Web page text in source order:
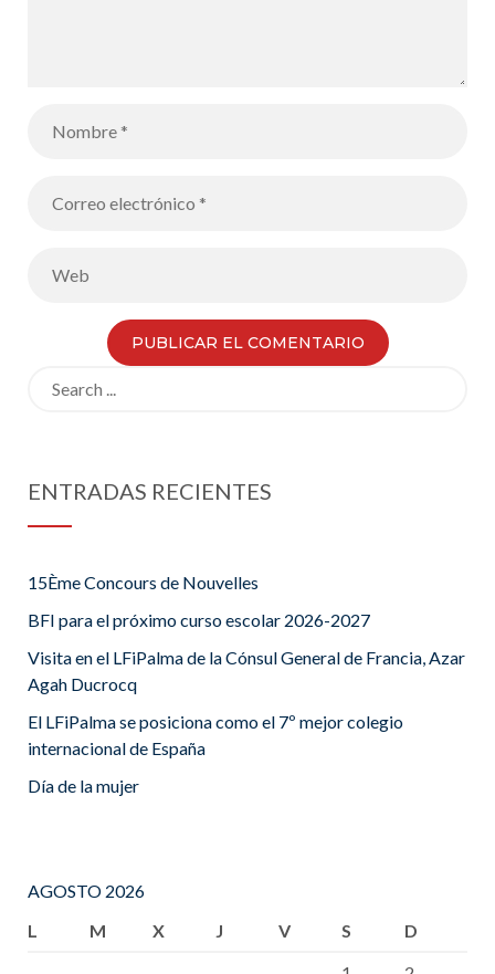
ENTRADAS RECIENTES
15Ème Concours de Nouvelles
BFI para el próximo curso escolar 2026-2027
Visita en el LFiPalma de la Cónsul General de Francia, Azar
Agah Ducrocq
El LFiPalma se posiciona como el 7º mejor colegio
internacional de España
Día de la mujer
AGOSTO 2026
L
M X J V S
D